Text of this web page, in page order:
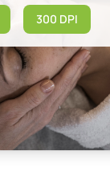
300 DPI